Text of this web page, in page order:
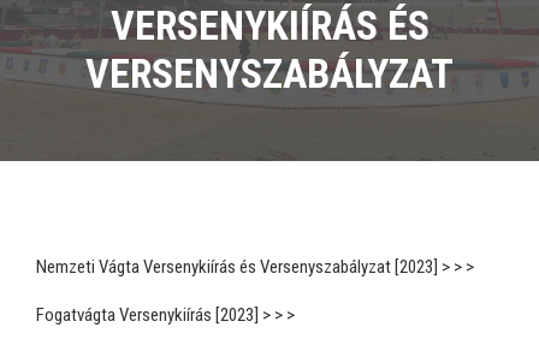
VERSENYKIÍRÁS ÉS
VERSENYSZABÁLYZAT
Nemzeti Vágta Versenykiírás és Versenyszabályzat [2023] > > >
Fogatvágta Versenykiírás [2023] > > >